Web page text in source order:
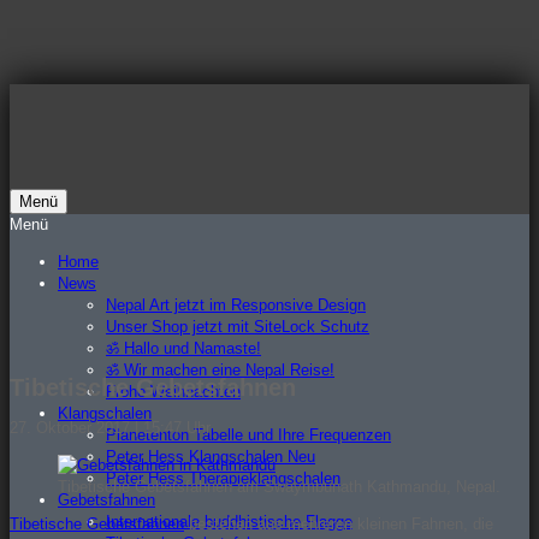
Nepal Art Blog
Menü
Menü
Home
News
Nepal Art jetzt im Responsive Design
Unser Shop jetzt mit SiteLock Schutz
ॐ Hallo und Namaste!
ॐ Wir machen eine Nepal Reise!
Frohe Weihnachten
Klangschalen
Planetenton Tabelle und Ihre Frequenzen
Peter Hess Klangschalen Neu
Peter Hess Therapieklangschalen
Gebetsfahnen
Internationale buddhistische Flagge
Tibetische Gebetsfahnen
27. Oktober 2017 | 15:47 Uhr
Tibetische Gebetsfahnen am Swaymbunath Kathmandu, Nepal.
Tibetische Gebetsfahnenbestehen aus mehreren kleinen Fahnen, die